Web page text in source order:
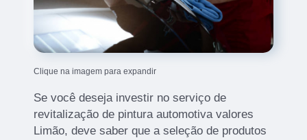
Clique na imagem para expandir
Se você deseja investir no serviço de
revitalização de pintura automotiva valores
Limão, deve saber que a seleção de produtos